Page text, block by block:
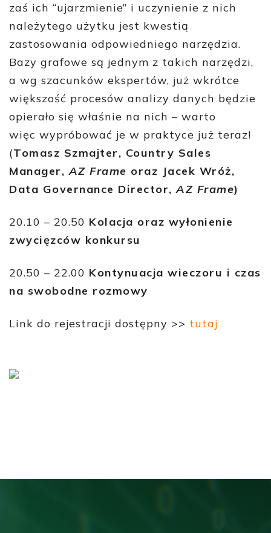
zaś ich “ujarzmienie” i uczynienie z nich
należytego użytku jest kwestią
zastosowania odpowiedniego narzędzia.
Bazy grafowe są jednym z takich narzędzi,
a wg szacunków ekspertów, już wkrótce
większość procesów analizy danych będzie
opierało się właśnie na nich – warto
więc wypróbować je w praktyce już teraz!
(Tomasz Szmajter, Country Sales
Manager,AZ Frame oraz Jacek Wróż,
Data Governance Director,AZ Frame)
20.10 – 20.50 Kolacja oraz wyłonienie
zwycięzców konkursu
20.50 – 22.00 Kontynuacja wieczoru i czas
na swobodne rozmowy
Link do rejestracji dostępny >> tutaj